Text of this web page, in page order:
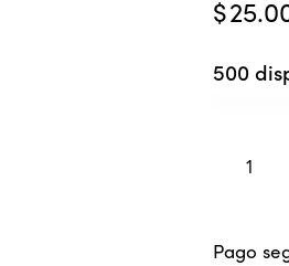
$
500
Pago